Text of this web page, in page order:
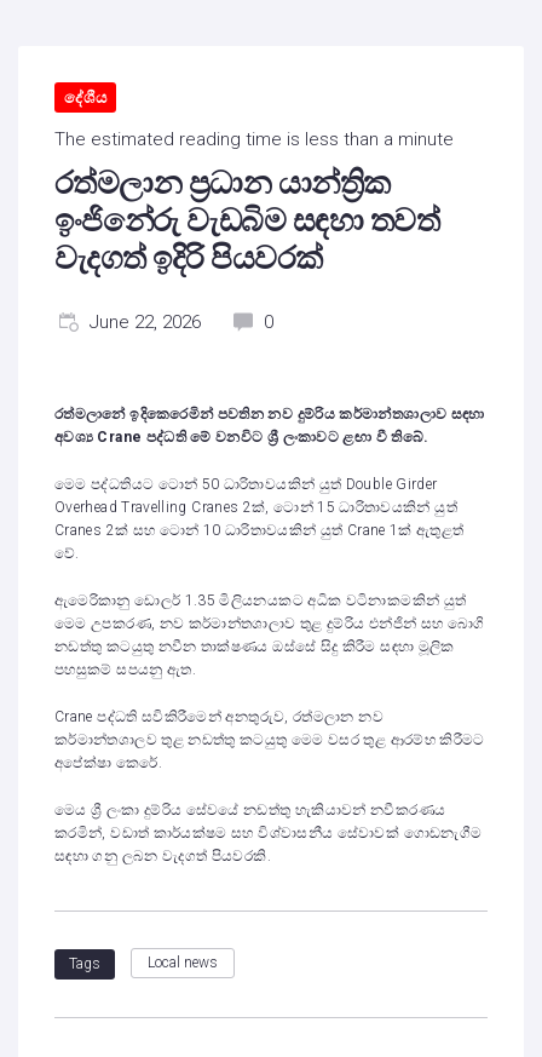
දේශීය
The estimated reading time is less than a minute
රත්මලාන ප්‍රධාන යාන්ත්‍රික
ඉංජිනේරු වැඩබිම සඳහා තවත්
වැදගත් ඉදිරි පියවරක්
June 22, 2026 0
රත්මලානේ ඉදිකෙරෙමින් පවතින නව දුම්රිය කර්මාන්තශාලාව සඳහා
අවශ්‍ය Crane පද්ධති මේ වනවිට ශ්‍රී ලංකාවට ළඟා වී තිබේ.
මෙම පද්ධතියට ටොන් 50 ධාරිතාවයකින් යුත් Double Girder
Overhead Travelling Cranes 2ක්, ටොන් 15 ධාරිතාවයකින් යුත්
Cranes 2ක් සහ ටොන් 10 ධාරිතාවයකින් යුත් Crane 1ක් ඇතුළත්
වේ.
ඇමෙරිකානු ඩොලර් 1.35 මිලියනයකට අධික වටිනාකමකින් යුත්
මෙම උපකරණ, නව කර්මාන්තශාලාව තුළ දුම්රිය එන්ජින් සහ බොගි
නඩත්තු කටයුතු නවීන තාක්ෂණය ඔස්සේ සිදු කිරීම සඳහා මූලික
පහසුකම් සපයනු ඇත.
Crane පද්ධති සවිකිරීමෙන් අනතුරුව, රත්මලාන නව
කර්මාන්තශාලව තුළ නඩත්තු කටයුතු මෙම වසර තුළ ආරම්භ කිරීමට
අපේක්ෂා කෙරේ.
මෙය ශ්‍රී ලංකා දුම්රිය සේවයේ නඩත්තු හැකියාවන් නවීකරණය
කරමින්, වඩාත් කාර්යක්ෂම සහ විශ්වාසනීය සේවාවක් ගොඩනැගීම
සඳහා ගනු ලබන වැදගත් පියවරකි.
Tags Local news